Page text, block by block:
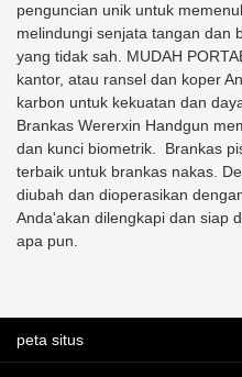
penguncian unik untuk
melindungi senjata tangan dan
yang tidak sah. MUDAH
kantor, atau ransel dan koper
karbon untuk kekuatan dan
Brankas Wererxin Handgun
dan kunci biometrik. Brankas
terbaik untuk brankas nakas.
diubah dan dioperasikan
Anda'akan dilengkapi dan siap
apa pun.
peta situs